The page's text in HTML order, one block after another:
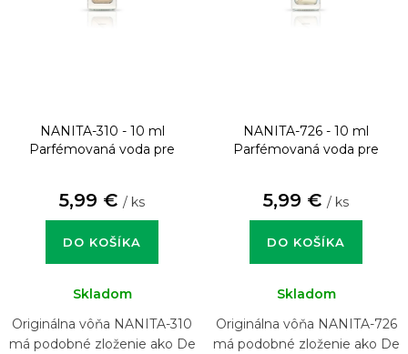
NANITA-310 - 10 ml
Parfémovaná voda pre
5,99 € / ks
DO KOŠÍKA
Skladom
Originálna vôňa NANITA-310
má podobné zloženie ako De
NANITA-726 - 10 ml
Parfémovaná voda pre
5,99 € / ks
DO KOŠÍKA
Skladom
Originálna vôňa NANITA-726
má podobné zloženie ako De